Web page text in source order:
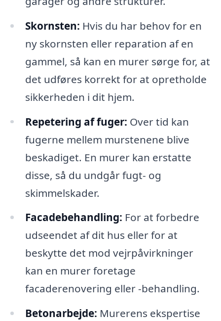
Skornsten: Hvis du har behov for en
ny skornsten eller reparation af en
gammel, så kan en murer sørge for, at
det udføres korrekt for at opretholde
sikkerheden i dit hjem.
Repetering af fuger: Over tid kan
fugerne mellem murstenene blive
beskadiget. En murer kan erstatte
disse, så du undgår fugt- og
skimmelskader.
Facadebehandling: For at forbedre
udseendet af dit hus eller for at
beskytte det mod vejrpåvirkninger
kan en murer foretage
facaderenovering eller -behandling.
Betonarbejde: Murerens ekspertise